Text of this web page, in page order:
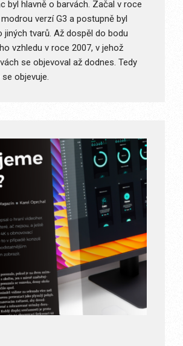
byl hlavně o barvách. Začal v roce
verzí G3 a postupně byl
jiných tvarů. Až dospěl do bodu
vzhledu v roce 2007, v jehož
se objevoval až dodnes. Tedy
objevuje.